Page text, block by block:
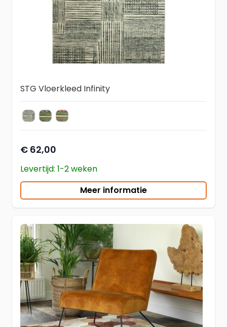
STG Vloerkleed Infinity
kleur vloerkleed
Infinity 6344
Infinity 6359
Infinity 6369
€ 62,00
Levertijd: 1-2 weken
Meer informatie